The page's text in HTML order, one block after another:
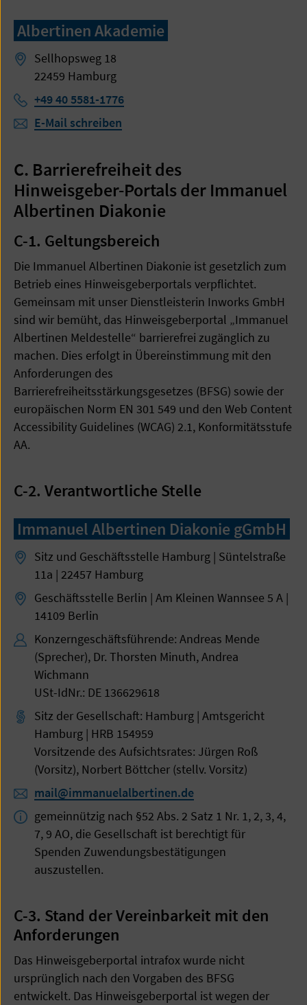
Albertinen Akademie
Sellhopsweg 18
22459 Hamburg
Telefon:
+49 40 5581-1776
E-Mail schreiben
C. Barrierefreiheit des
Hinweisgeber-Portals der Immanuel
Albertinen Diakonie
C-1. Geltungsbereich
Die Immanuel Albertinen Diakonie ist gesetzlich zum
Betrieb eines Hinweisgeberportals verpflichtet.
Gemeinsam mit unser Dienstleisterin Inworks GmbH
sind wir bemüht, das Hinweisgeberportal „Immanuel
Albertinen Meldestelle“ barrierefrei zugänglich zu
machen. Dies erfolgt in Übereinstimmung mit den
Anforderungen des
Barrierefreiheitsstärkungsgesetzes (BFSG) sowie der
europäischen Norm EN 301 549 und den Web Content
Accessibility Guidelines (WCAG) 2.1, Konformitätsstufe
AA.
C-2. Verantwortliche Stelle
Immanuel Albertinen Diakonie gGmbH
Sitz und Geschäftsstelle Hamburg | Süntelstraße
11a | 22457 Hamburg
Geschäftsstelle Berlin | Am Kleinen Wannsee 5 A |
14109 Berlin
Konzerngeschäftsführende: Andreas Mende
(Sprecher), Dr. Thorsten Minuth, Andrea
Wichmann
USt-IdNr.: DE 136629618
Sitz der Gesellschaft: Hamburg | Amtsgericht
Hamburg | HRB 154959
Vorsitzende des Aufsichtsrates: Jürgen Roß
(Vorsitz), Norbert Böttcher (stellv. Vorsitz)
mail@immanuelalbertinen.de
gemeinnützig nach §52 Abs. 2 Satz 1 Nr. 1, 2, 3, 4,
7, 9 AO, die Gesellschaft ist berechtigt für
Spenden Zuwendungsbestätigungen
auszustellen.
C-3. Stand der Vereinbarkeit mit den
Anforderungen
Das Hinweisgeberportal intrafox wurde nicht
ursprünglich nach den Vorgaben des BFSG
entwickelt. Das Hinweisgeberportal ist wegen der